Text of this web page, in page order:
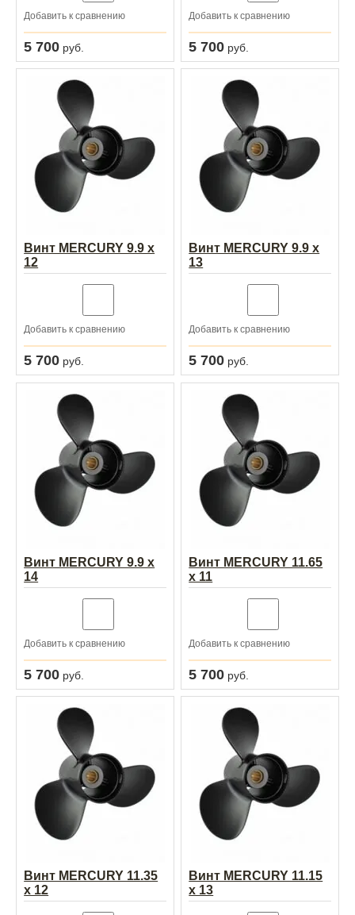
Добавить к сравнению
5 700 руб.
Добавить к сравнению
5 700 руб.
Винт MERCURY 9.9 x
12
Добавить к сравнению
5 700 руб.
Винт MERCURY 9.9 x
13
Добавить к сравнению
5 700 руб.
Винт MERCURY 9.9 x
14
Добавить к сравнению
5 700 руб.
Винт MERCURY 11.65
x 11
Добавить к сравнению
5 700 руб.
Винт MERCURY 11.35
x 12
Винт MERCURY 11.15
x 13